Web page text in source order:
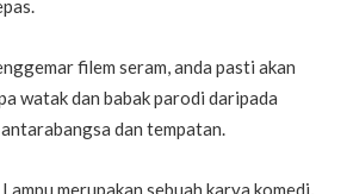
filem seram, anda pasti akan
watak dan babak parodi daripada
dan tempatan.
merupakan sebuah karya komedi,